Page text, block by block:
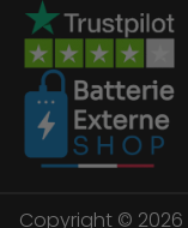
Copyright © 2026